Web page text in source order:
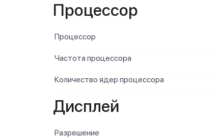
Процессор
Процессор
Частота процессора
Количество ядер процессора
Дисплей
Разрешение